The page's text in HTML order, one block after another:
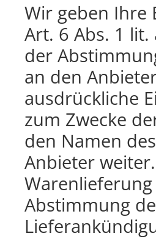
Wir geben Ihre
Art. 6 Abs. 1 lit.
der
an den
ausdrückliche
zum Zwecke
den Namen
Anbieter
Abstimmung